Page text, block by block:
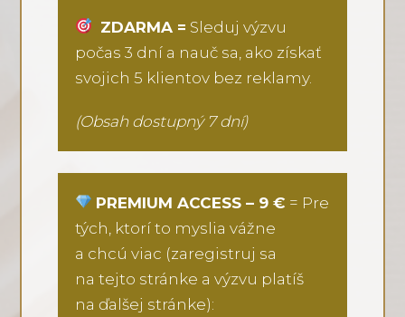
ZDARMA = Sleduj výzvu
počas 3 dní a nauč sa, ako získať
svojich 5 klientov bez reklamy.
(Obsah dostupný 7 dní)
PREMIUM ACCESS – 9 € = Pre
tých, ktorí to myslia vážne
a chcú viac (zaregistruj sa
na tejto stránke a výzvu platíš
na ďalšej stránke):